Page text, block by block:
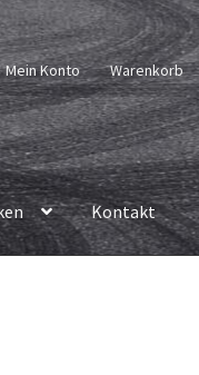
Mein Konto Warenkorb
Kontakt